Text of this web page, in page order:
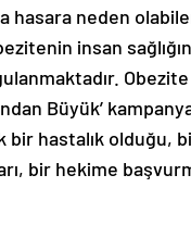
neden
insan
Obezite
Büyük’
bir hastalık
bir hekime